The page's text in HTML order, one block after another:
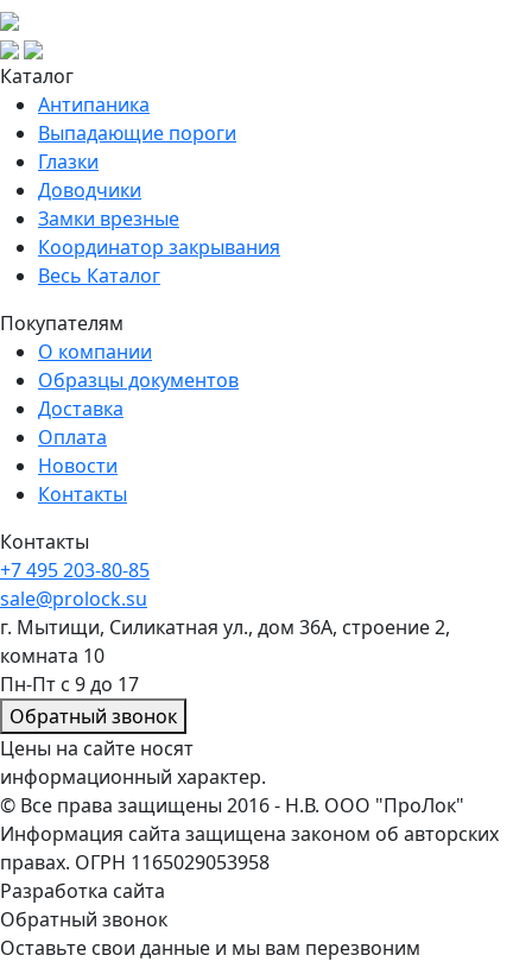
Каталог
Антипаника
Выпадающие пороги
Глазки
Доводчики
Замки врезные
Координатор закрывания
Весь Каталог
Покупателям
О компании
Образцы документов
Доставка
Оплата
Новости
Контакты
Контакты
+7 495 203-80-85
sale@prolock.su
г. Мытищи, Силикатная ул., дом 36А, строение 2,
комната 10
Пн-Пт с 9 до 17
Обратный звонок
Цены на сайте носят
информационный характер.
© Все права защищены 2016 - Н.В. ООО "ПроЛок"
Информация сайта защищена законом об авторских
правах. ОГРН 1165029053958
Разработка сайта
Обратный звонок
Оставьте свои данные и мы вам перезвоним